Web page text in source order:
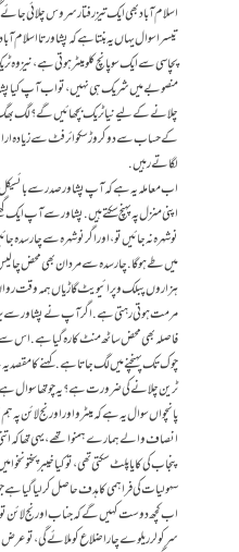
اسلام آباد بھی ایک تیزرفتار سروس چلائی
تیسرا سوال یہاں یہ بنتا ہے کہ پشاور تا اسلام
پچاسی سے ایک سو پانچ کلومیٹر ہوتی ہے،
چلانے کے لیے نیا ٹریک بچھائیں گے؟ لگ
کے حساب سے دو کروڑ سکوائر فٹ سے زیادہ
لگاتے رہیں.
اب معاملہ یہ ہے کہ آپ پشاور صدر سے بائسیکل پہ
اپنی منزل پہ پہنچ سکتے ہیں. پشاور سے آپ ایک
نوشہرہ نہ جائیں تو، اور اگر نوشہرہ سے چارسدہ
میں طے ہوگا. چارسدہ سے مردان بھی محض
ہزاروں پبلک و پرائیویٹ گاڑیاں ہمہ وقت
مرمت ہوتی رہتی ہے. اگر آپ نے پشاور سے
فاصلہ بھی محض ساٹھ منٹ کا رہ گیا ہے. اس
ٹرین چلانے کی ضرورت ہے؟ یہ چوتھا سوال
پانچواں سوال یہ ہے کہ میٹرو اور اورنج
انصاف والے ہمارے ہمنوا تھے، یہی تھا کہ
پنجاب کی کایا پلٹ سکتی تھی، تو کیا
سہولیات کی فراہمی کا ہدف حاصل کر لیا گیا
اب کچھ دوست کہیں گے کہ جناب اورنج لائن
سرکولر ریلوے چار اضلاع کو ملائے گی، تو